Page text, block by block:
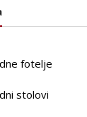
fotelje
stolovi